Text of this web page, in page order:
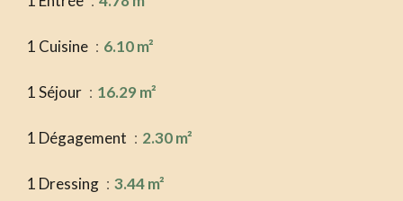
1 Cuisine 6.10 m²
1 Séjour 16.29 m²
1 Dégagement 2.30 m²
1 Dressing 3.44 m²